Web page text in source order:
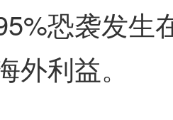
恐袭发生
外利益。